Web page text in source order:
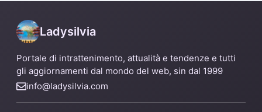
Ladysilvia
Portale di intrattenimento, attualità e tendenze e tutti
gli aggiornamenti dal mondo del web, sin dal 1999
info@ladysilvia.com